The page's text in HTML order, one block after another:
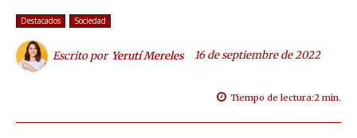
Destacados Sociedad
Escrito por Yerutí Mereles 16 de septiembre de 2022
Tiempo de lectura:2 min.